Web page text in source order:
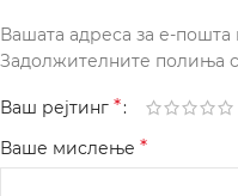
Вашата адреса за е-пошта
Задолжителните полиња
Ваш рејтинг *
Ваше мислење *